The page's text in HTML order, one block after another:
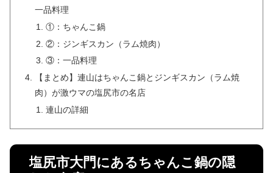
一品料理
①：ちゃんこ鍋
②：ジンギスカン（ラム焼肉）
③：一品料理
【まとめ】連山はちゃんこ鍋とジンギスカン（ラム焼
肉）が激ウマの塩尻市の名店
連山の詳細
塩尻市大門にあるちゃんこ鍋の隠